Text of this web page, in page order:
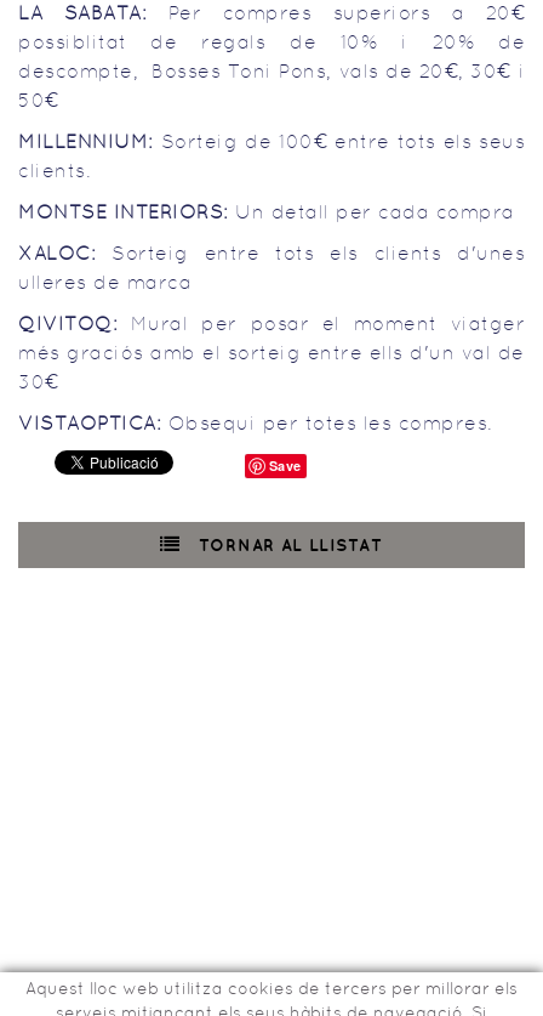
LA SABATA: Per compres superiors a 20€
possiblitat de regals de 10% i 20% de
descompte, Bosses Toni Pons, vals de 20€, 30€ i
50€
MILLENNIUM: Sorteig de 100€ entre tots els seus
clients.
MONTSE INTERIORS: Un detall per cada compra
XALOC: Sorteig entre tots els clients d'unes
ulleres de marca
QIVITOQ: Mural per posar el moment viatger
més graciós amb el sorteig entre ells d'un val de
30€
VISTAOPTICA: Obsequi per totes les compres.
Save
TORNAR AL LLISTAT
Aquest lloc web utilitza cookies de tercers per millorar els